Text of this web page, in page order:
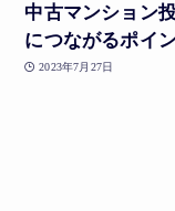
中古マンション
につながるポイ
2023年7月27日